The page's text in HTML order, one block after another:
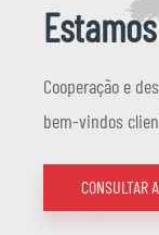
Cooperação e
bem-vindos
CONSULTAR